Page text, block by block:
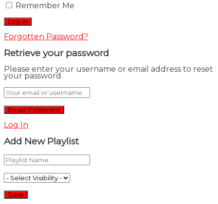
Remember Me
Forgotten Password?
Retrieve your password
Please enter your username or email address to reset
your password.
Log In
Add New Playlist